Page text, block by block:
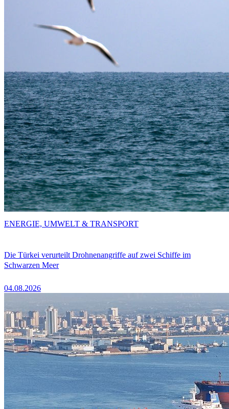
Die Türkei verurteilt Drohnenangriffe auf zwei Schiffe im
Schwarzen Meer
04.08.2026
ENERGIE, UMWELT & TRANSPORT